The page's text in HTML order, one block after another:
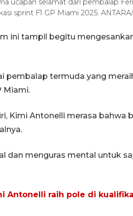
ucapan selamat dari pembalap
sprint F1 GP Miami 2025. ANTARA/
ini tampil begitu
pembalap termuda yang
Miami.
Kimi Antonelli merasa bahwa
dan menguras mental untuk
Antonelli raih pole di